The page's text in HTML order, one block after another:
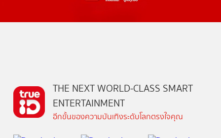
THE NEXT WORLD-CLASS SMART
ENTERTAINMENT
อีกขั้นของความบันเทิงระดับโลกตรงใจคุณ